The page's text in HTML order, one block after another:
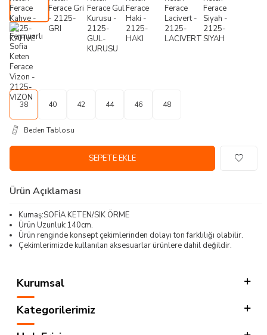
38 40 42 44 46 48
Beden Tablosu
SEPETE EKLE
Ürün Açıklaması
Kumaş:SOFİA KETEN/SIK ÖRME
Ürün Uzunluk:140cm.
Ürün renginde konsept çekimlerinden dolayı ton farklılığı olabilir.
Çekimlerimizde kullanılan aksesuarlar ürünlere dahil değildir.
Kurumsal
Kategorilerimiz